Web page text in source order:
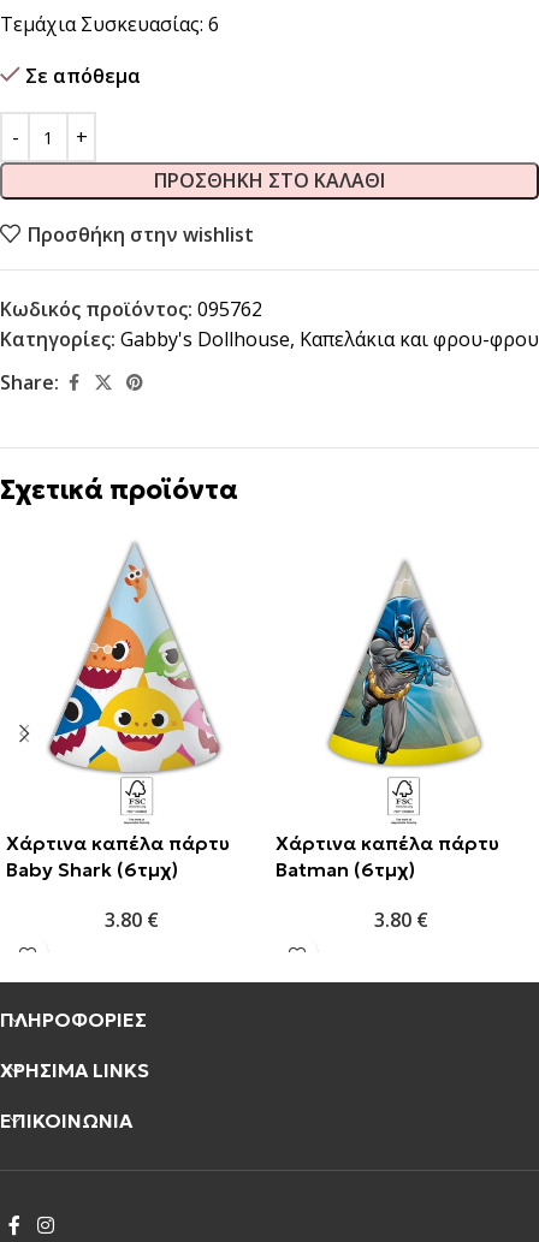
Τεμάχια Συσκευασίας: 6
Σε απόθεμα
ΠΡΟΣΘΉΚΗ ΣΤΟ ΚΑΛΆΘΙ
Προσθήκη στην wishlist
Κωδικός προϊόντος: 095762
Κατηγορίες: Gabby's Dollhouse, Καπελάκια και φρου-φρου
Share:
Σχετικά προϊόντα
Χάρτινα καπέλα πάρτυ
Baby Shark (6τμχ)
3.80 €
Χάρτινα καπέλα πάρτυ
Batman (6τμχ)
3.80 €
ΠΛΗΡΟΦΟΡΙΕΣ
ΧΡΗΣΙΜΑ LINKS
ΕΠΙΚΟΙΝΩΝΙΑ